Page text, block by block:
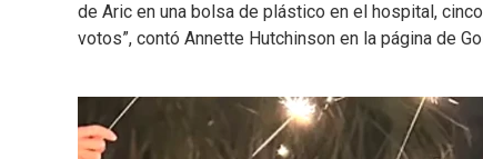
de Aric en una bolsa de plástico en el hospital,
votos”, contó Annette Hutchinson en la página de